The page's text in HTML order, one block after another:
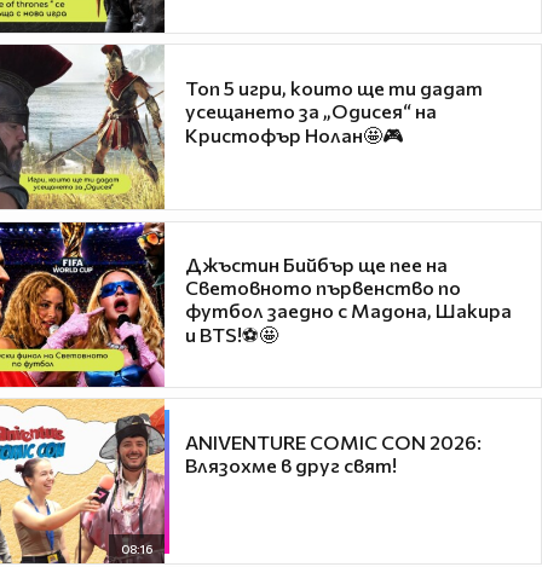
Топ 5 игри, които ще ти дадат
усещането за „Одисея“ на
Кристофър Нолан🤩🎮
Джъстин Бийбър ще пее на
Световното първенство по
футбол заедно с Мадона, Шакира
и BTS!⚽🤩
08:16
ANIVENTURE COMIC CON 2026:
Влязохме в друг свят!